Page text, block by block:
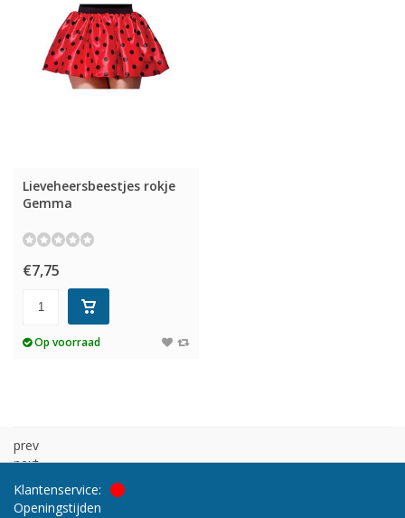
Lieveheersbeestjes rokje
Gemma
€7,75
Op voorraad
prev
next
Klantenservice:
Openingstijden